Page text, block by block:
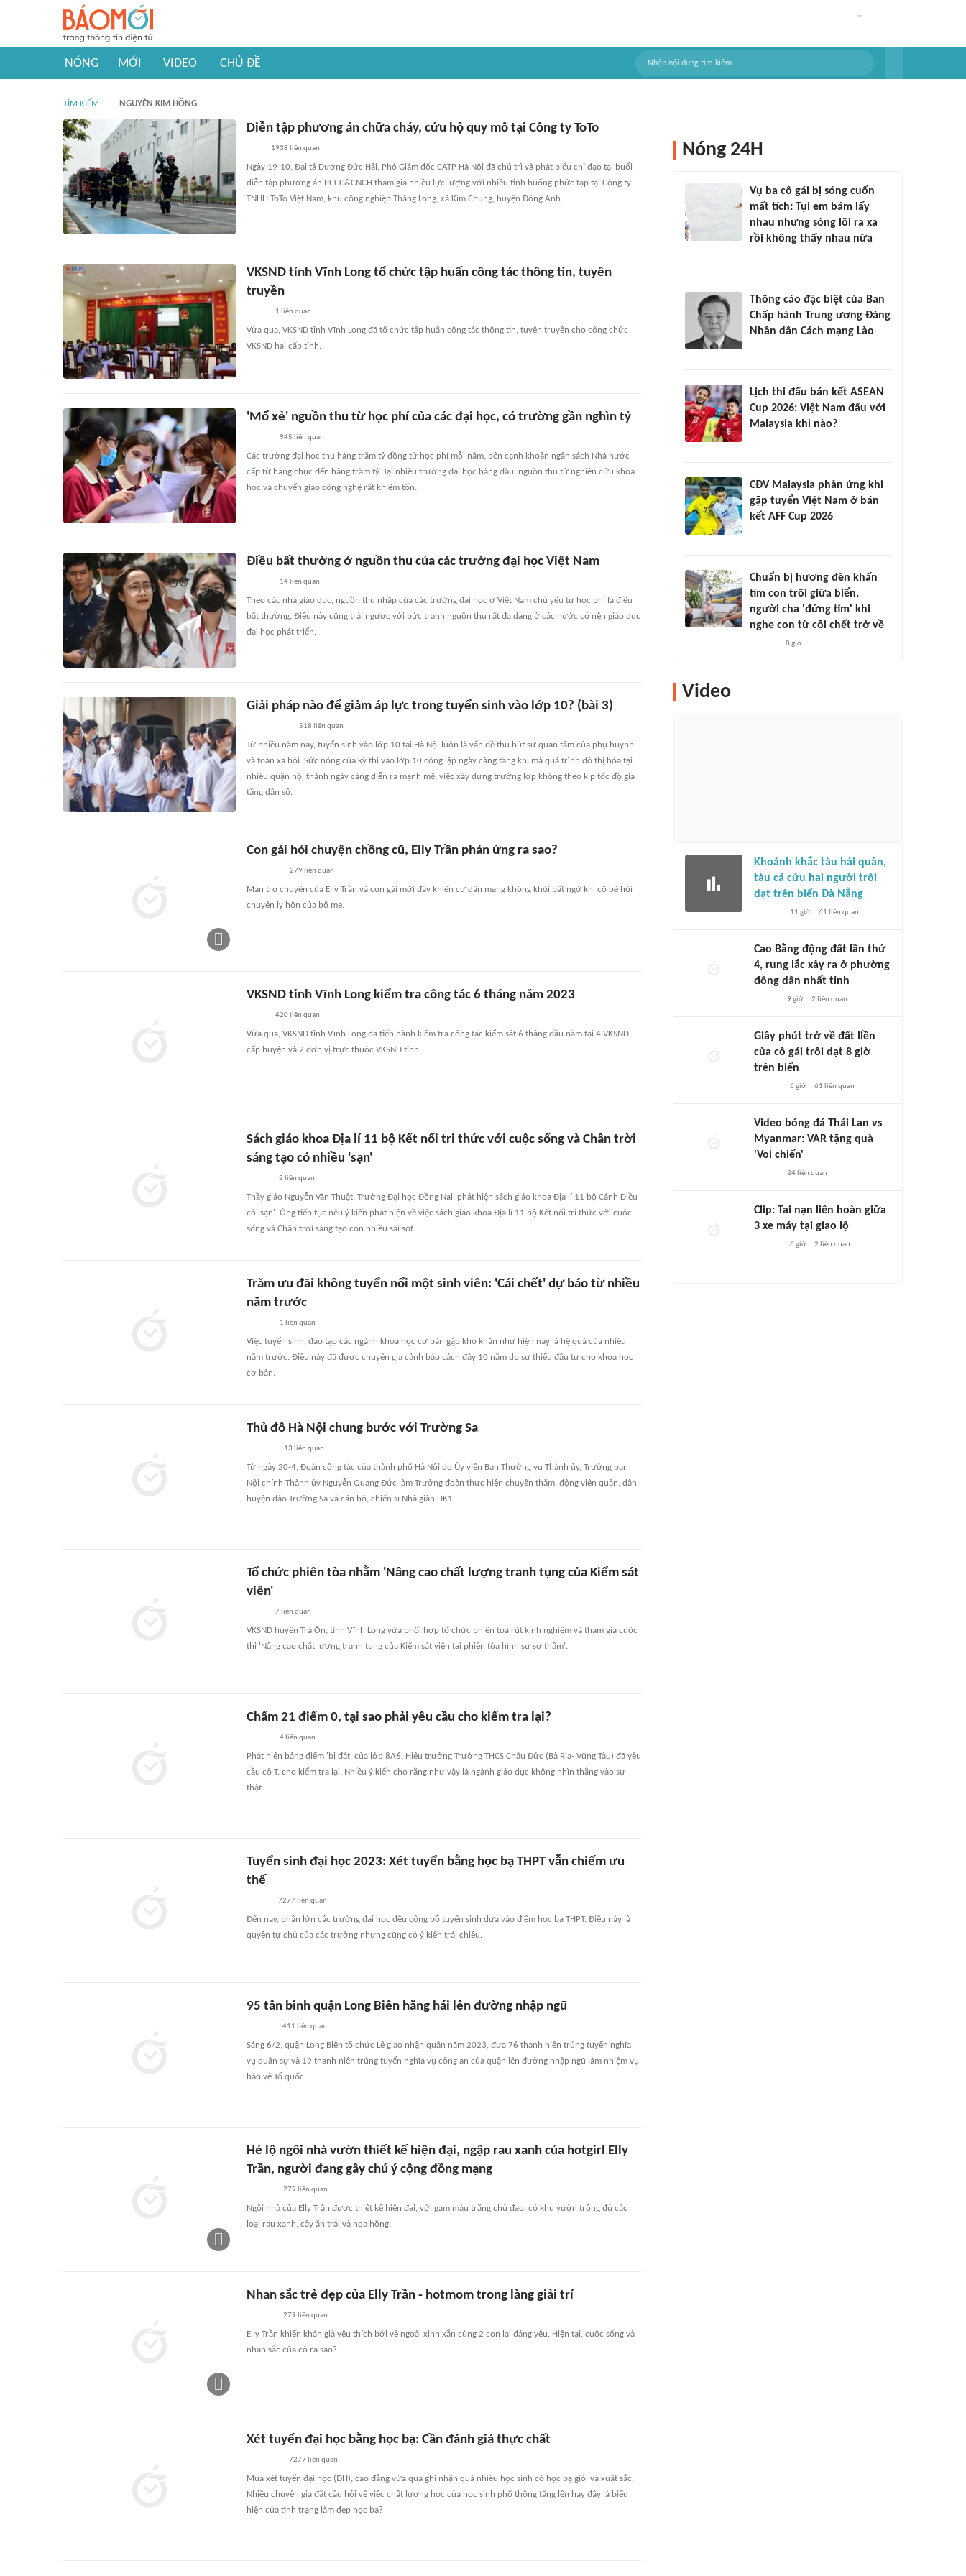
NÓNG MỚI VIDEO CHỦ ĐỀ
TÌM KIẾM NGUYỄN KIM HỒNG
Diễn tập phương án chữa cháy, cứu hộ quy mô tại Công ty ToTo
1938 liên quan
Ngày 19-10, Đại tá Dương Đức Hải, Phó Giám đốc CATP Hà Nội đã chủ trì và phát biểu chỉ đạo tại buổi
diễn tập phương án PCCC&CNCH tham gia nhiều lực lượng với nhiều tình huống phức tạp tại Công ty
TNHH ToTo Việt Nam, khu công nghiệp Thăng Long, xã Kim Chung, huyện Đông Anh.
VKSND tỉnh Vĩnh Long tổ chức tập huấn công tác thông tin, tuyên
truyền
1 liên quan
Vừa qua, VKSND tỉnh Vĩnh Long đã tổ chức tập huấn công tác thông tin, tuyên truyền cho công chức
VKSND hai cấp tỉnh.
'Mổ xẻ' nguồn thu từ học phí của các đại học, có trường gần nghìn tỷ
945 liên quan
Các trường đại học thu hàng trăm tỷ đồng từ học phí mỗi năm, bên cạnh khoản ngân sách Nhà nước
cấp từ hàng chục đến hàng trăm tỷ. Tại nhiều trường đại học hàng đầu, nguồn thu từ nghiên cứu khoa
học và chuyển giao công nghệ rất khiêm tốn.
Điều bất thường ở nguồn thu của các trường đại học Việt Nam
14liên quan
Theo các nhà giáo dục, nguồn thu nhập của các trường đại học ở Việt Nam chủ yếu từ học phí là điều
bất thường. Điều này cũng trái ngược với bức tranh nguồn thu rất đa dạng ở các nước có nền giáo dục
đại học phát triển.
Giải pháp nào để giảm áp lực trong tuyển sinh vào lớp 10? (bài 3)
518 liên quan
Từ nhiều năm nay, tuyển sinh vào lớp 10 tại Hà Nội luôn là vấn đề thu hút sự quan tâm của phụ huynh
và toàn xã hội. Sức nóng của kỳ thi vào lớp 10 công lập ngày càng tăng khi mà quá trình đô thị hóa tại
nhiều quận nội thành ngày càng diễn ra mạnh mẽ, việc xây dựng trường lớp không theo kịp tốc độ gia
tăng dân số.
Con gái hỏi chuyện chồng cũ, Elly Trần phản ứng ra sao?
279 liên quan
Màn trò chuyện của Elly Trần và con gái mới đây khiến cư dân mạng không khỏi bất ngờ khi cô bé hỏi
chuyện ly hôn của bố mẹ.
VKSND tỉnh Vĩnh Long kiểm tra công tác 6 tháng năm 2023
420liên quan
Vừa qua, VKSND tỉnh Vĩnh Long đã tiến hành kiểm tra công tác kiểm sát 6 tháng đầu năm tại 4 VKSND
cấp huyện và 2 đơn vị trực thuộc VKSND tỉnh.
Sách giáo khoa Địa lí 11 bộ Kết nối tri thức với cuộc sống và Chân trời
sáng tạo có nhiều 'sạn'
2 liên quan
Thầy giáo Nguyễn Văn Thuật, Trường Đại học Đồng Nai, phát hiện sách giáo khoa Địa lí 11 bộ Cánh Diều
có 'sạn'. Ông tiếp tục nêu ý kiến phát hiện về việc sách giáo khoa Địa lí 11 bộ Kết nối tri thức với cuộc
sống và Chân trời sáng tạo còn nhiều sai sót.
Trăm ưu đãi không tuyển nổi một sinh viên: 'Cái chết' dự báo từ nhiều
năm trước
1 liên quan
Việc tuyển sinh, đào tạo các ngành khoa học cơ bản gặp khó khăn như hiện nay là hệ quả của nhiều
năm trước. Điều này đã được chuyên gia cảnh báo cách đây 10 năm do sự thiếu đầu tư cho khoa học
cơ bản.
Thủ đô Hà Nội chung bước với Trường Sa
13 liên quan
Từ ngày 20-4, Đoàn công tác của thành phố Hà Nội do Ủy viên Ban Thường vụ Thành ủy, Trưởng ban
Nội chính Thành ủy Nguyễn Quang Đức làm Trưởng đoàn thực hiện chuyến thăm, động viên quân, dân
huyện đảo Trường Sa và cán bộ, chiến sĩ Nhà giàn DK1.
Tổ chức phiên tòa nhằm 'Nâng cao chất lượng tranh tụng của Kiểm sát
viên'
7liên quan
VKSND huyện Trà Ôn, tỉnh Vĩnh Long vừa phối hợp tổ chức phiên tòa rút kinh nghiệm và tham gia cuộc
thi 'Nâng cao chất lượng tranh tụng của Kiểm sát viên tại phiên tòa hình sự sơ thẩm'.
Chấm 21 điểm 0, tại sao phải yêu cầu cho kiểm tra lại?
4liên quan
Phát hiện bảng điểm 'bi đát' của lớp 8A6, Hiệu trưởng Trường THCS Châu Đức (Bà Rịa- Vũng Tàu) đã yêu
cầu cô T. cho kiểm tra lại. Nhiều ý kiến cho rằng như vậy là ngành giáo dục không nhìn thẳng vào sự
thật.
Tuyển sinh đại học 2023: Xét tuyển bằng học bạ THPT vẫn chiếm ưu
thế
7277 liên quan
Đến nay, phần lớn các trường đại học đều công bố tuyển sinh dựa vào điểm học bạ THPT. Điều này là
quyền tự chủ của các trường nhưng cũng có ý kiến trái chiều.
95 tân binh quận Long Biên hăng hái lên đường nhập ngũ
411 liên quan
Sáng 6/2, quận Long Biên tổ chức Lễ giao nhận quân năm 2023, đưa 76 thanh niên trúng tuyển nghĩa
vụ quân sự và 19 thanh niên trúng tuyển nghĩa vụ công an của quận lên đường nhập ngũ làm nhiệm vụ
bảo vệ Tổ quốc.
Hé lộ ngôi nhà vườn thiết kế hiện đại, ngập rau xanh của hotgirl Elly
Trần, người đang gây chú ý cộng đồng mạng
279 liên quan
Ngôi nhà của Elly Trần được thiết kế hiện đại, với gam màu trắng chủ đạo, có khu vườn trồng đủ các
loại rau xanh, cây ăn trái và hoa hồng.
Nhan sắc trẻ đẹp của Elly Trần - hotmom trong làng giải trí
279 liên quan
Elly Trần khiến khán giả yêu thích bởi vẻ ngoài xinh xắn cùng 2 con lai đáng yêu. Hiện tại, cuộc sống và
nhan sắc của cô ra sao?
Xét tuyển đại học bằng học bạ: Cần đánh giá thực chất
7277 liên quan
Mùa xét tuyển đại học (ĐH), cao đẳng vừa qua ghi nhận quá nhiều học sinh có học bạ giỏi và xuất sắc.
Nhiều chuyên gia đặt câu hỏi về việc chất lượng học của học sinh phổ thông tăng lên hay đây là biểu
hiện của tình trạng làm đẹp học bạ?
Nóng 24H
Vụ ba cô gái bị sóng cuốn
mất tích: Tụi em bám lấy
nhau nhưng sóng lôi ra xa
rồi không thấy nhau nữa
Thông cáo đặc biệt của Ban
Chấp hành Trung ương Đảng
Nhân dân Cách mạng Lào
Lịch thi đấu bán kết ASEAN
Cup 2026: Việt Nam đấu với
Malaysia khi nào?
CĐV Malaysia phản ứng khi
gặp tuyển Việt Nam ở bán
kết AFF Cup 2026
Chuẩn bị hương đèn khấn
tìm con trôi giữa biển,
người cha 'đứng tim' khi
nghe con từ cõi chết trở về
8 giờ
Video
Khoảnh khắc tàu hải quân,
tàu cá cứu hai người trôi
dạt trên biển Đà Nẵng
11 giờ 61 liên quan
Cao Bằng động đất lần thứ
4, rung lắc xảy ra ở phường
đông dân nhất tỉnh
9 giờ 2 liên quan
Giây phút trở về đất liền
của cô gái trôi dạt 8 giờ
trên biển
6 giờ 61 liên quan
Video bóng đá Thái Lan vs
Myanmar: VAR tặng quà
'Voi chiến'
24liên quan
Clip: Tai nạn liên hoàn giữa
3 xe máy tại giao lộ
6 giờ 2 liên quan